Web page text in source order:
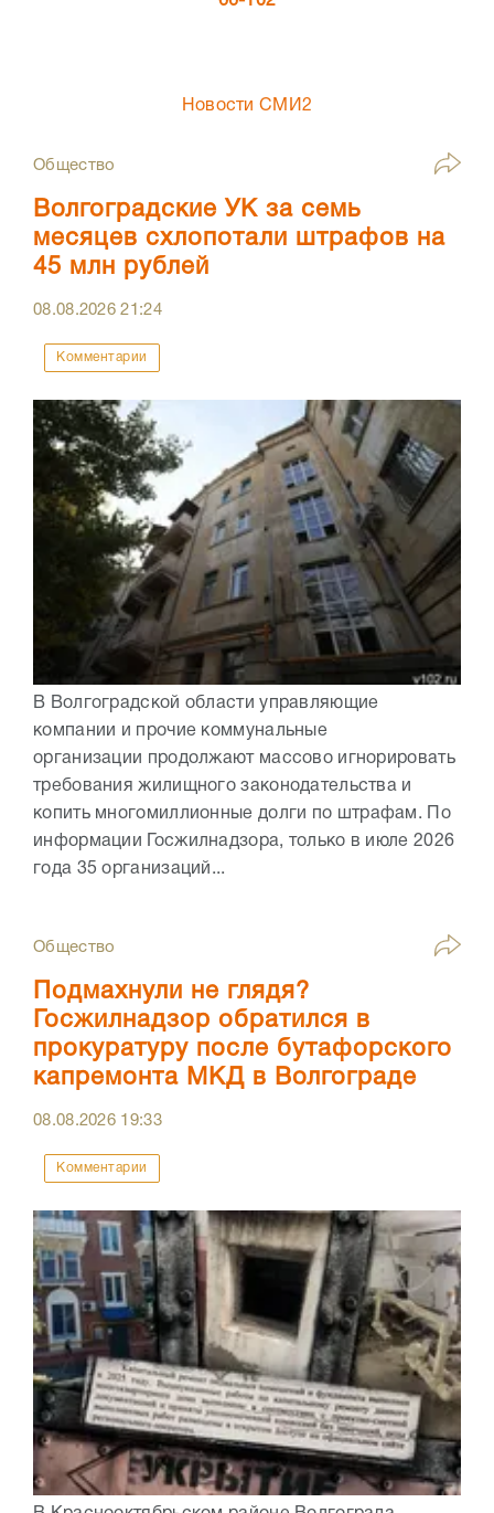
Новости СМИ2
Общество
Волгоградские УК за семь
месяцев схлопотали штрафов на
45 млн рублей
08.08.202621:24
Комментарии
В Волгоградской области управляющие
компании и прочие коммунальные
организации продолжают массово игнорировать
требования жилищного законодательства и
копить многомиллионные долги по штрафам. По
информации Госжилнадзора, только в июле 2026
года 35 организаций...
Общество
Подмахнули не глядя?
Госжилнадзор обратился в
прокуратуру после бутафорского
капремонта МКД в Волгограде
08.08.2026 19:33
Комментарии